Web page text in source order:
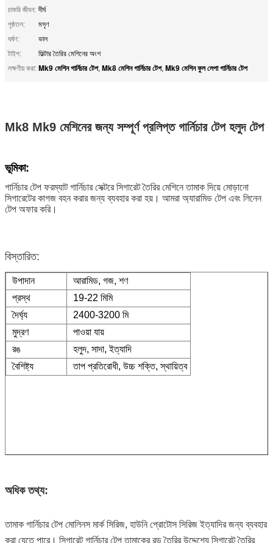
চাকরি জীবন: দীর্ঘ
পৃষ্ঠতল:
মসৃণ
ঘর্ষণ:
ভাল
টাইপ:
ফিল্টার তৈরির মেশিনের অংশ
লক্ষণীয় করা: Mk9 মেশিন গার্নিচার টেপ, Mk8 মেশিন গার্নিচার টেপ, Mk9 মেশিন ফুল লেপা গার্নিচার টেপ
Mk8 Mk9 মেশিনের জন্য সম্পূর্ণ প্রলিপ্ত গার্নিচার টেপ হলুদ টেপ
ভূমিকা:
গার্নিচার টেপ ফরম্যাট গার্নিচার সেক্টরে সিগারেট তৈরির মেশিনে তামাক দিয়ে মোড়ানো
সিগারেটের কাগজ বহন করার জন্য ব্যবহার করা হয়। আমরা অ্যারামিড টেপ এবং লিনেন
টেপ অফার করি।
বিস্তারিত:
উপাদান
আরামিড, গজ, শণ
প্রস্থ
19-22 মিমি
দৈর্ঘ্য
2400-3200 মি
মুদ্রণ
পাওয়া যায়
রঙ
হলুদ, সাদা, ইত্যাদি
বৈশিষ্ট্য
তাপ প্রতিরোধী, উচ্চ শক্তি, স্থায়িত্ব
অধিক তথ্য:
তামাক গার্নিচার টেপ মোলিনস মার্ক সিরিজ, হাউনি প্রোটোস সিরিজ ইত্যাদির জন্য ব্যবহার
করা যেতে পারে। সিগারেট গার্নিচার টেপ তামাকের রড তৈরির উদ্দেশ্যে সিগারেট তৈরির